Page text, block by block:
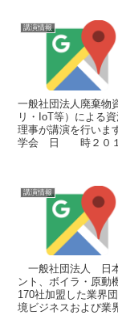
講演情報
一般社団法人廃棄物
リ・IoT等）による
理事が講演を行い
学会 日 時２０１
講演情報
一般社団法人 日本
ント、ボイラ・原動
170社加盟した業界
境ビジネスおよび業